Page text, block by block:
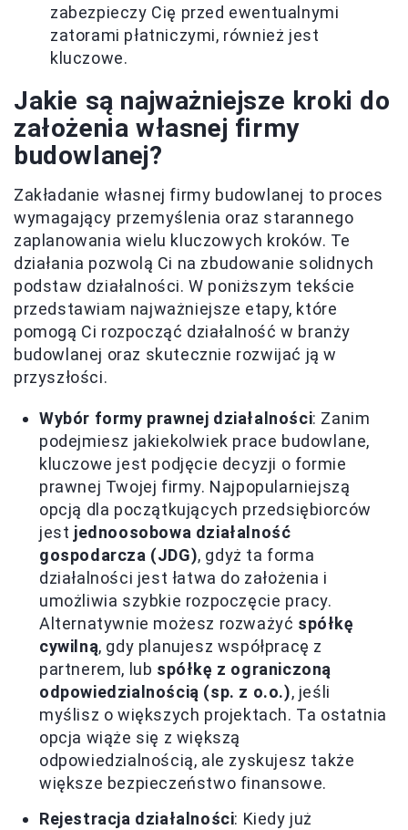
zabezpieczy Cię przed ewentualnymi
zatorami płatniczymi, również jest
kluczowe.
Jakie są najważniejsze kroki do
założenia własnej firmy
budowlanej?
Zakładanie własnej firmy budowlanej to proces
wymagający przemyślenia oraz starannego
zaplanowania wielu kluczowych kroków. Te
działania pozwolą Ci na zbudowanie solidnych
podstaw działalności. W poniższym tekście
przedstawiam najważniejsze etapy, które
pomogą Ci rozpocząć działalność w branży
budowlanej oraz skutecznie rozwijać ją w
przyszłości.
Wybór formy prawnej działalności: Zanim
podejmiesz jakiekolwiek prace budowlane,
kluczowe jest podjęcie decyzji o formie
prawnej Twojej firmy. Najpopularniejszą
opcją dla początkujących przedsiębiorców
jest jednoosobowa działalność
gospodarcza (JDG), gdyż ta forma
działalności jest łatwa do założenia i
umożliwia szybkie rozpoczęcie pracy.
Alternatywnie możesz rozważyć spółkę
cywilną, gdy planujesz współpracę z
partnerem, lub spółkę z ograniczoną
odpowiedzialnością (sp. z o.o.), jeśli
myślisz o większych projektach. Ta ostatnia
opcja wiąże się z większą
odpowiedzialnością, ale zyskujesz także
większe bezpieczeństwo finansowe.
Rejestracja działalności: Kiedy już